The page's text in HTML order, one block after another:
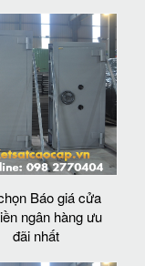
Báo giá cửa
ngân hàng ưu
đãi nhất